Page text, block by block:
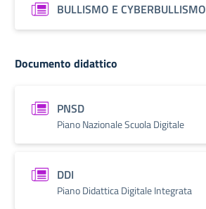
BULLISMO E CYBERBULLISMO
Documento didattico
PNSD
Piano Nazionale Scuola Digitale
DDI
Piano Didattica Digitale Integrata